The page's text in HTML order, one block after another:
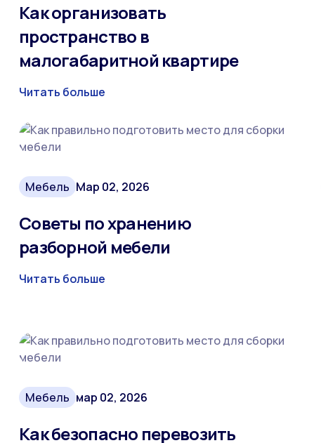
Как организовать
пространство в
малогабаритной квартире
Читать больше
Мебель Мар 02, 2026
Советы по хранению
разборной мебели
Читать больше
Мебель мар 02, 2026
Как безопасно перевозить